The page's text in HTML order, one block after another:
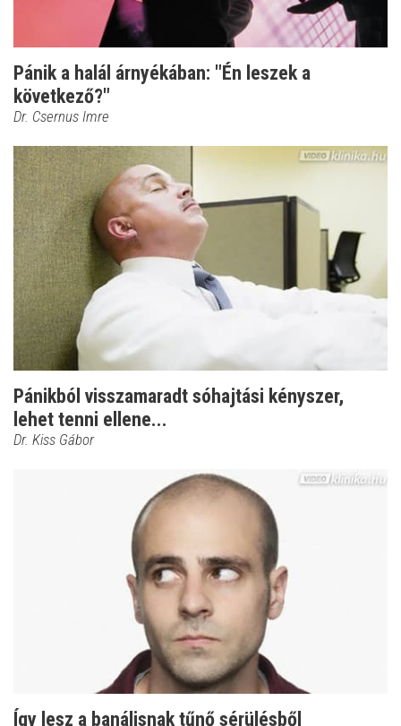
Pánik a halál árnyékában: "Én leszek a
következő?"
Dr. Csernus Imre
Pánikból visszamaradt sóhajtási kényszer,
lehet tenni ellene...
Dr. Kiss Gábor
Így lesz a banálisnak tűnő sérülésből